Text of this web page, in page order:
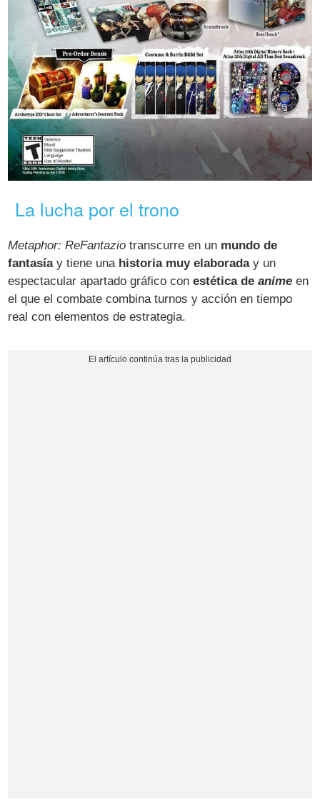
La lucha por el trono
Metaphor: ReFantazio transcurre en un mundo de
fantasíay tiene una historia muy elaboraday un
espectacular apartado gráfico conestética deanime en
el que el combate combina turnos y acción en tiempo
real con elementos de estrategia.